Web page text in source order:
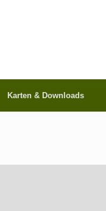
Karten & Downloads